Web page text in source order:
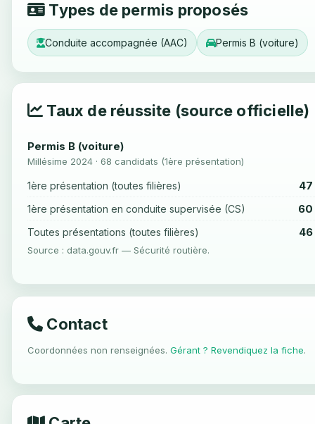
Types de permis proposés
Conduite accompagnée (AAC) Permis B (voiture)
Taux de réussite (source officielle)
Permis B (voiture)
Millésime 2024 · 68 candidats (1ère présentation)
1ère présentation (toutes filières) 47
1ère présentation en conduite supervisée (CS) 60
Toutes présentations (toutes filières) 46
Source : data.gouv.fr — Sécurité routière.
Contact
Coordonnées non renseignées. Gérant ? Revendiquez la fiche.